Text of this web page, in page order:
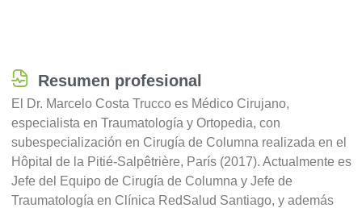
Resumen profesional
El Dr. Marcelo Costa Trucco es Médico Cirujano,
especialista en Traumatología y Ortopedia, con
subespecialización en Cirugía de Columna realizada en el
Hôpital de la Pitié-Salpêtrière, París (2017). Actualmente es
Jefe del Equipo de Cirugía de Columna y Jefe de
Traumatología en Clínica RedSalud Santiago, y además